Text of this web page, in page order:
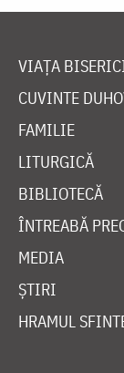
VIAȚA
CUVINTE
FAMILIE
LITURGICĂ
BIBLIOTECĂ
ÎNTREABĂ
MEDIA
ȘTIRI
HRAMUL